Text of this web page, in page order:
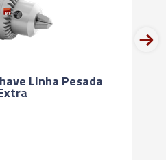
Linha Pesada
next